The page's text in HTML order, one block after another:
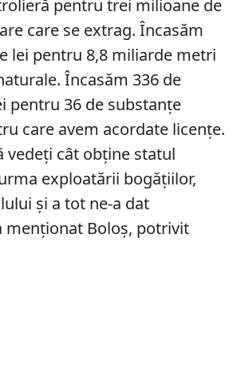
pentru trei milioane de
care se extrag. Încasăm
lei pentru 8,8 miliarde metri
Încasăm 336 de
pentru 36 de substanţe
care avem acordate licenţe.
vedeţi cât obţine statul
exploatării bogăţiilor,
şi a tot ne-a dat
menţionat Boloş, potrivit